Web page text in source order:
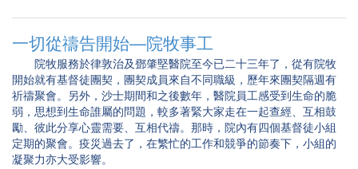
一切從禱告開始—院牧事工
院牧服務於律敦治及鄧肇堅醫院至今已二十三年了，從有院牧
開始就有基督徒團契，團契成員來自不同職級，歷年來團契隔週有
祈禱聚會。另外，沙士期間和之後數年，醫院員工感受到生命的脆
弱，思想到生命誰屬的問題，較多著緊大家走在一起查經、互相鼓
勵、彼此分享心靈需要、互相代禱。那時，院內有四個基督徒小組
定期的聚會。疫災過去了，在繁忙的工作和競爭的節奏下，小組的
凝聚力亦大受影響。